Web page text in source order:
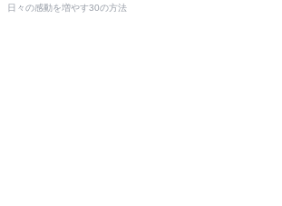
日々の感動を増やす30の方法